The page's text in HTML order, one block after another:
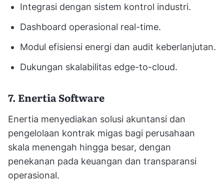
Integrasi dengan sistem kontrol industri.
Dashboard operasional real-time.
Modul efisiensi energi dan audit keberlanjutan.
Dukungan skalabilitas edge-to-cloud.
7. Enertia Software
Enertia menyediakan solusi akuntansi dan
pengelolaan kontrak migas bagi perusahaan
skala menengah hingga besar, dengan
penekanan pada keuangan dan transparansi
operasional.